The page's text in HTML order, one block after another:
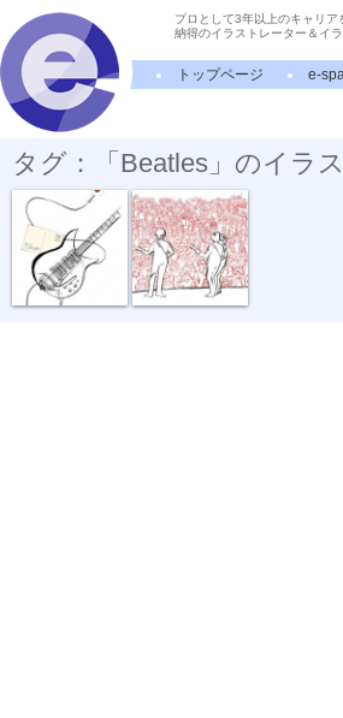
プロとして3年以上のキャリ
納得のイラストレーター＆イラ
トップページ e-
タグ：「Beatles」のイラ
P.S.I Love Y...